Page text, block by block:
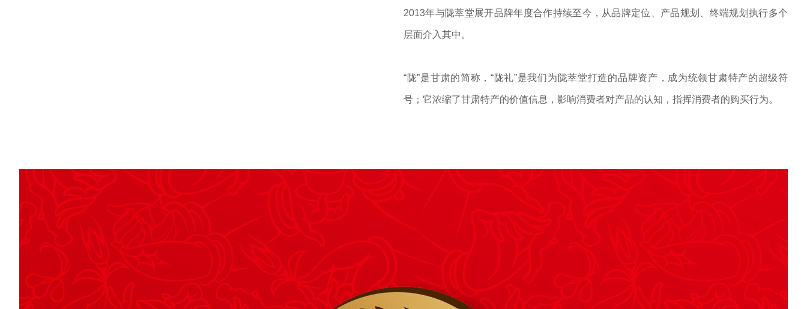
2013年与陇萃堂展开品牌年度合作持续至今，从品牌定位、产品规划、终端规划执行多个
层面介入其中。
“陇”是甘肃的简称，“陇礼”是我们为陇萃堂打造的品牌资产，成为统领甘肃特产的超级符
号；它浓缩了甘肃特产的价值信息，影响消费者对产品的认知，指挥消费者的购买行为。